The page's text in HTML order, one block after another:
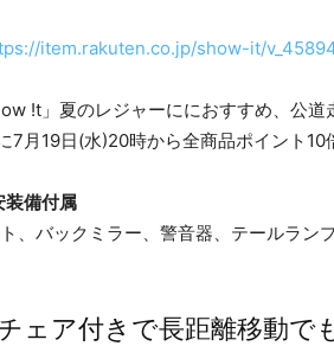
item.rakuten.co.jp/show-it/
装備付属
、バックミラー、警音器、テールラン
ェア付きで長距離移動で